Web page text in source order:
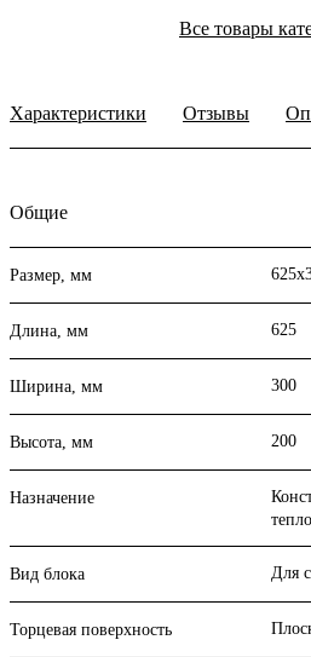
Все товары
Характеристики Отзывы
Общие
Размер, мм
Длина, мм 625
Ширина, мм 300
Высота, мм 200
Назначение
Вид блока Для
Торцевая поверхность